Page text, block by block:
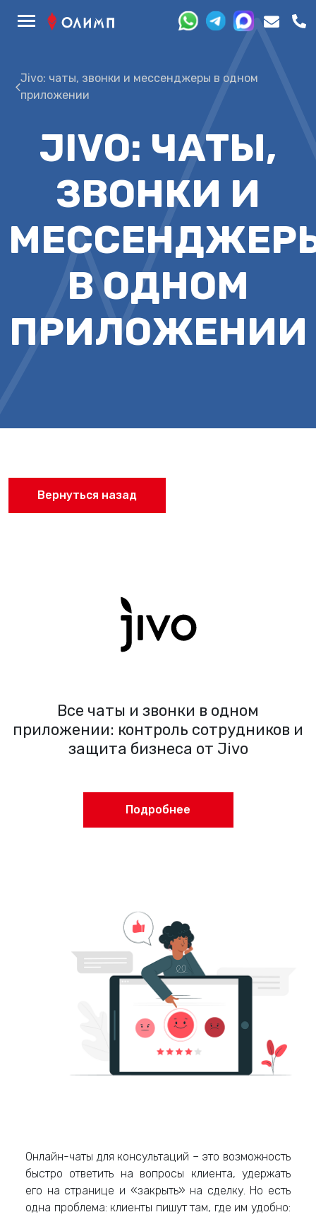
Jivo: чаты, звонки и мессенджеры в одном
приложении
JIVO: ЧАТЫ,
ЗВОНКИ И
В ОДНОМ
ПРИЛОЖЕНИИ
Все чаты и звонки в одном
приложении: контроль сотрудников и
защита бизнеса от Jivo
Подробнее
Онлайн-чаты для консультаций – это возможность
быстро ответить на вопросы клиента, удержать
его на странице и «закрыть» на сделку. Но есть
одна проблема: клиенты пишут там, где им удобно: